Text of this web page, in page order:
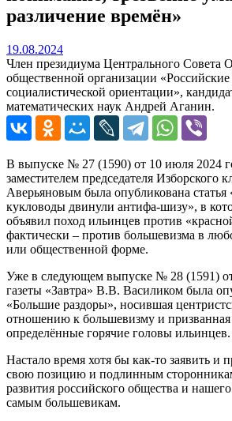
различение времён»
19.08.202419.08.2024
Член президиума Центрального Совета
общественной организации
социалистической ориентации»,
математических наук Андрей Аганин.
В выпуске № 27 (1590) от 10 июля 2024
заместителем председателя Изборского
Аверьяновым была опубликована
кукловоды двинули антифа-шизу», в
объявил поход ильинцев против
фактически – против большевизма в
или общественной форме.
Уже в следующем выпуске № 28 (1591)
газеты «Завтра» В.В. Василиком была
«Большие раздоры», носившая
отношению к большевизму и призванная
определённые горячие головы ильинцев.
Настало время хотя бы как-то заявить и
свою позицию и подлинным
развития российского общества и
самым большевикам.